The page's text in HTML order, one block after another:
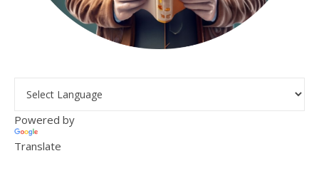
Powered by
Translate